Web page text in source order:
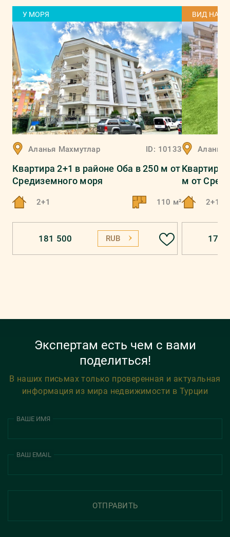
У МОРЯ
Аланья Махмутлар ID: 10133
Квартира 2+1 в районе Оба в 250 м от
Средиземного моря
2+1 110 м²
181 500 RUB
ВИД НА
Аланья
Kвартирa
м от
2+1
176
Экспертам есть чем с вами
поделиться!
В наших письмах только проверенная и актуальная
информация из мира недвижимости в Турции
ВАШЕ ИМЯ
ВАШ EMAIL
ОТПРАВИТЬ